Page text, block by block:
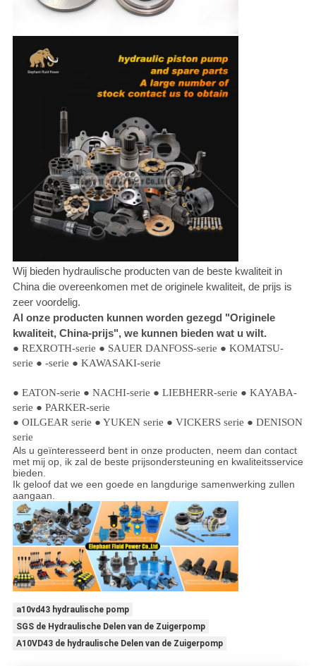
Wij bieden hydraulische producten van de beste kwaliteit in
China die overeenkomen met de originele kwaliteit, de prijs is
zeer voordelig.
Al onze producten kunnen worden gezegd "Originele
kwaliteit, China-prijs", we kunnen bieden wat u wilt.
● REXROTH-serie ● SAUER DANFOSS-serie ● KOMATSU-
serie ● -serie ● KAWASAKI-serie
● EATON-serie ● NACHI-serie ● LIEBHERR-serie ● KAYABA-
serie ● PARKER-serie
● OILGEAR serie ● YUKEN serie ● VICKERS serie ● DENISON
serie
Als u geïnteresseerd bent in onze producten, neem dan contact
met mij op, ik zal de beste prijsondersteuning en kwaliteitsservice
bieden.
Ik geloof dat we een goede en langdurige samenwerking zullen
aangaan.
a10vd43 hydraulische pomp
SGS de Hydraulische Delen van de Zuigerpomp
A10VD43 de hydraulische Delen van de Zuigerpomp